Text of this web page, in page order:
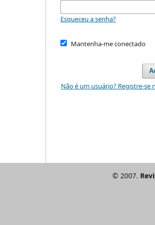
Esqueceu a senha?
Mantenha-me conectado
Não é um usuário? Registre-se
© 2007.